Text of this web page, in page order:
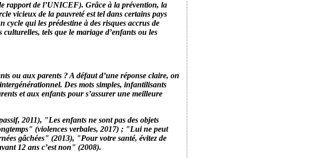
rapport de l’UNICEF). Grâce à la prévention, la
vicieux de la pauvreté est tel dans certains pays
cycle qui les prédestine à des risques accrus de
tels que le mariage d’enfants ou les
ou aux parents ? A défaut d’une réponse claire, on
Des mots simples, infantilisants
et aux enfants pour s’assurer une meilleure
2011), "Les enfants ne sont pas des objets
(violences verbales, 2017) ; "Lui ne peut
gâchées" (2013), "Pour votre santé, évitez de
12 ans c’est non" (2008).